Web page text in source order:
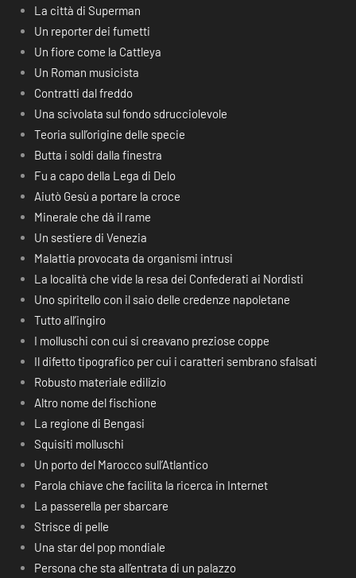
La città di Superman
Un reporter dei fumetti
Un fiore come la Cattleya
Un Roman musicista
Contratti dal freddo
Una scivolata sul fondo sdrucciolevole
Teoria sull’origine delle specie
Butta i soldi dalla finestra
Fu a capo della Lega di Delo
Aiutò Gesù a portare la croce
Minerale che dà il rame
Un sestiere di Venezia
Malattia provocata da organismi intrusi
La località che vide la resa dei Confederati ai Nordisti
Uno spiritello con il saio delle credenze napoletane
Tutto all’ingiro
I molluschi con cui si creavano preziose coppe
Il difetto tipografico per cui i caratteri sembrano sfalsati
Robusto materiale edilizio
Altro nome del fischione
La regione di Bengasi
Squisiti molluschi
Un porto del Marocco sull’Atlantico
Parola chiave che facilita la ricerca in Internet
La passerella per sbarcare
Strisce di pelle
Una star del pop mondiale
Persona che sta all’entrata di un palazzo